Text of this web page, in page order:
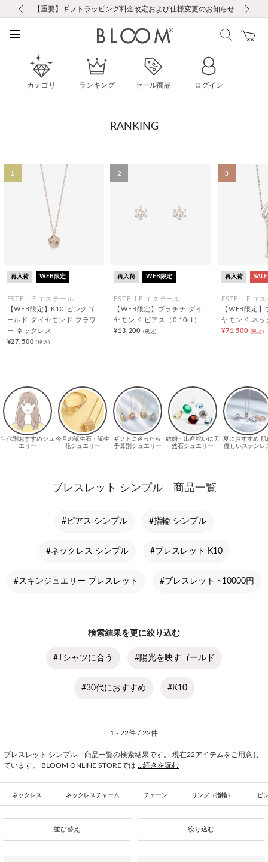
お修理・アフターサービスのご案内
【重要】令和８年熊本地震に伴う集配への影響について
【重要】ギフトラッピング料金改定および仕様変更のお知らせ
【重要】夏季休業の営業についてのご案内
税込5,500円以上で送料無料｜最短24時間以内に発送
新規会員登録で1000ポイントプレゼント！
新規LINE友だち登録で500円クーポンプレゼント
会員限定！レビュー投稿で100ポイントプレゼント
お修理・アフターサービスのご案内
【重要】令和８年熊本地震に伴う集配への影響について
カテゴリ ランキング セール商品 ログイン
RANKING
1
再入荷 WEB限定
ESTELLE エステール
【WEB限定】K10 ピンクゴ
ールド ダイヤモンド フラワ
ー ネックレス
¥27,500(税込)
2
再入荷 WEB限定
ESTELLE エステール
【WEB限定】プラチナ ダイ
ヤモンド ピアス（0.10ct）
¥13,200 (税込)
3
再入荷 SALE
ESTELLE エ
【WEB限定
ヤモンド ネッ
¥71,500 (税込)
ブレスレット シンプル 商品一覧
#ピアス シンプル #指輪 シンプル
#ネックレス シンプル #ブレスレット K10
#スキンジュエリー ブレスレット #ブレスレット ~10000円
検索結果を更に絞り込む
#Tシャツに合う #陽光を映すゴールド
#30代におすすめ #K10
1 - 22件 / 22件
ブレスレット シンプル 商品一覧の検索結果です。 現在22アイテムをご用意し
ています。 BLOOM ONLINE STOREでは ...続きを読む
ネックレス ネックレスチャーム チェーン リング（指輪） ピ
並び替え 絞り込む